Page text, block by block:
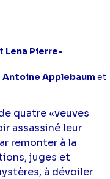
Lena Pierre-
Antoine Applebaum et
quatre «veuves
assassiné leur
remonter à la
juges et
à dévoiler